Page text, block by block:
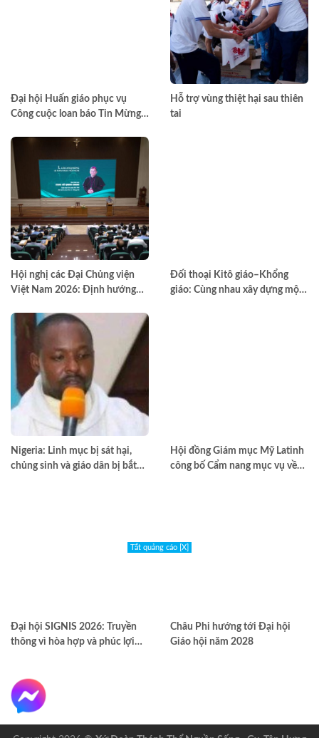
Đại hội Huấn giáo phục vụ
Công cuộc loan báo Tin Mừng
trong hiệp thông, mở ra một
hướng đi mới cho công cuộc
huấn giáo Việt Nam
Hỗ trợ vùng thiệt hại sau thiên
tai
Hội nghị các Đại Chủng viện
Việt Nam 2026: Định hướng
Đối thoại Kitô giáo–Khổng
giáo: Cùng nhau xây dựng một
Nigeria: Linh mục bị sát hại,
chủng sinh và giáo dân bị bắt
Hội đồng Giám mục Mỹ Latinh
công bố Cẩm nang mục vụ về
Đại hội SIGNIS 2026: Truyền
thông vì hòa hợp và phúc lợi
Châu Phi hướng tới Đại hội
Giáo hội năm 2028
Tắt quảng cáo [X]